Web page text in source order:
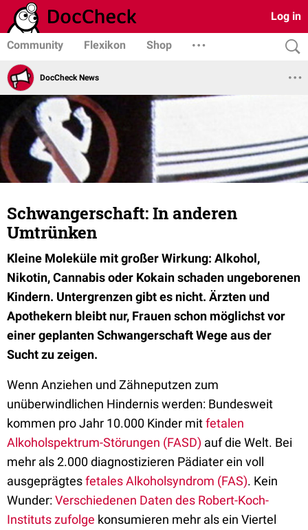
Log in
Community Flexikon Shop
DocCheck News
Schwangerschaft: In anderen
Umtrünken
Kleine Moleküle mit großer Wirkung: Alkohol,
Nikotin, Cannabis oder Kokain schaden ungeborenen
Kindern. Untergrenzen gibt es nicht. Ärzten und
Apothekern bleibt nur, Frauen schon möglichst vor
einer geplanten Schwangerschaft Wege aus der
Sucht zu zeigen.
Wenn Anziehen und Zähneputzen zum
unüberwindlichen Hindernis werden: Bundesweit
kommen pro Jahr 10.000 Kinder mitfetalen
Alkoholspektrum-Störungen (FASD) auf die Welt. Bei
mehr als 2.000 diagnostizieren Pädiater ein voll
ausgeprägtesfetales Alkoholsyndrom (FAS). Kein
Wunder:Verschiedenen Daten des Robert-Koch-
Instituts zufolge konsumieren mehr als ein Viertel